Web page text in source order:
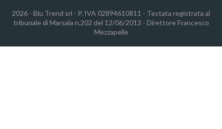
2026 - Blu Trend srl - P. IVA 02894610811 - Testata registrata al
tribunale di Marsala n.202 del 12/06/2013 - Direttore Francesco
Mezzapelle